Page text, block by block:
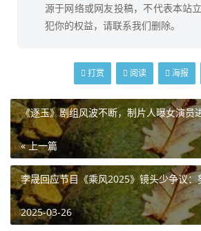
源于网络或网友投稿，不代表本站
犯你的权益，请联系我们删除。
打赏 阅读 海报
《逐玉》剧组风波不断，制片人曝女演员
« 上一篇
李晟回应节目《乘风2025》镜头少争议：
2025-03-26